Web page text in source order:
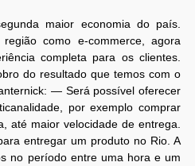
maior economia do país.
como e-commerce, agora
completa para os clientes.
do resultado que temos com o
— Será possível oferecer
por exemplo comprar
até maior velocidade de entrega.
entregar um produto no Rio. A
no período entre uma hora e um